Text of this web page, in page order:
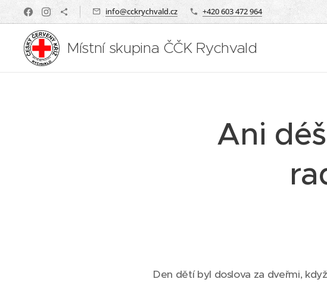
info@cckrychvald.cz +420 603 472 964
Místní skupina ČČK Rychvald
Ani
Den dětí byl doslova za dveřmi,